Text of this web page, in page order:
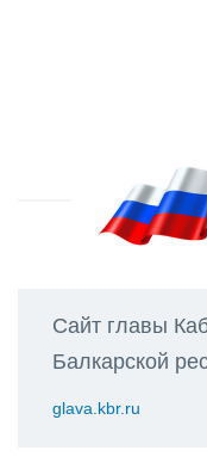
Сайт главы
Балкарской
glava.kbr.ru